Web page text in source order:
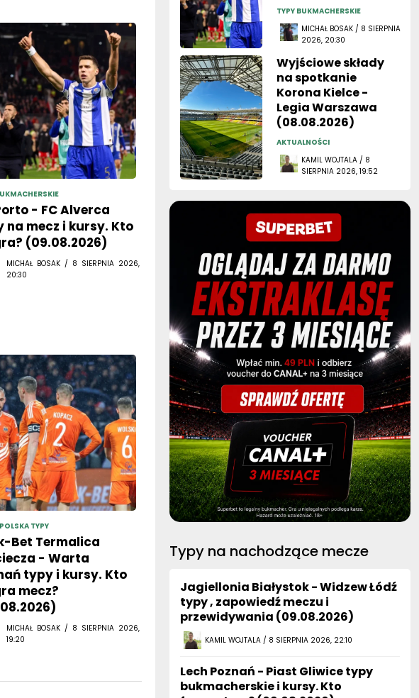
- FC Alverca
na mecz i kursy. Kto
(09.08.2026)
MICHAŁ BOSAK / 8 SIERPNIA 2026,
20:30
TYPY
Bet Termalica
- Warta
typy i kursy. Kto
mecz?
MICHAŁ BOSAK / 8 SIERPNIA 2026,
19:20
TYPY BUKMACHERSKIE
MICHAŁ BOSAK / 8 SIERPNIA
2026, 20:30
Wyjściowe składy
na spotkanie
Korona Kielce -
Legia Warszawa
(08.08.2026)
AKTUALNOŚCI
KAMIL WOJTALA / 8
SIERPNIA 2026, 19:52
Typy na nachodzące mecze
Jagiellonia Białystok - Widzew Łódź
typy , zapowiedź meczu i
przewidywania (09.08.2026)
KAMIL WOJTALA / 8 SIERPNIA 2026, 22:10
Lech Poznań - Piast Gliwice typy
bukmacherskie i kursy. Kto